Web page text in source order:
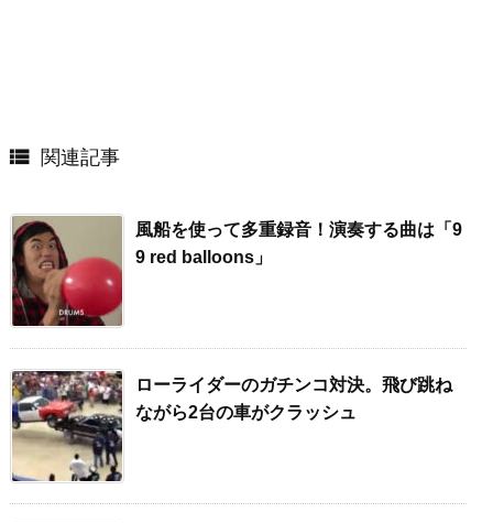
 関連記事
風船を使って多重録音！演奏する曲は「9
9 red balloons」
ローライダーのガチンコ対決。飛び跳ね
ながら2台の車がクラッシュ